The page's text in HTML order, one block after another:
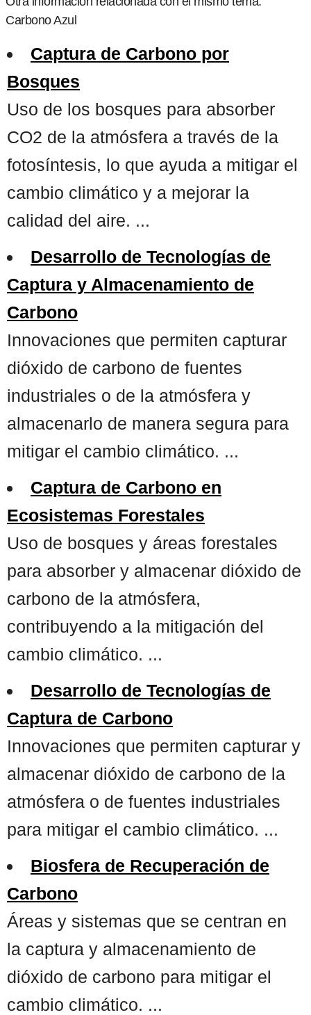
Carbono Azul
Captura de Carbono por
Bosques
Uso de los bosques para absorber
CO2 de la atmósfera a través de la
fotosíntesis, lo que ayuda a mitigar el
cambio climático y a mejorar la
calidad del aire. ...
Desarrollo de Tecnologías de
Captura y Almacenamiento de
Carbono
Innovaciones que permiten capturar
dióxido de carbono de fuentes
industriales o de la atmósfera y
almacenarlo de manera segura para
mitigar el cambio climático. ...
Captura de Carbono en
Ecosistemas Forestales
Uso de bosques y áreas forestales
para absorber y almacenar dióxido de
carbono de la atmósfera,
contribuyendo a la mitigación del
cambio climático. ...
Desarrollo de Tecnologías de
Captura de Carbono
Innovaciones que permiten capturar y
almacenar dióxido de carbono de la
atmósfera o de fuentes industriales
para mitigar el cambio climático. ...
Biosfera de Recuperación de
Carbono
Áreas y sistemas que se centran en
la captura y almacenamiento de
dióxido de carbono para mitigar el
cambio climático. ...